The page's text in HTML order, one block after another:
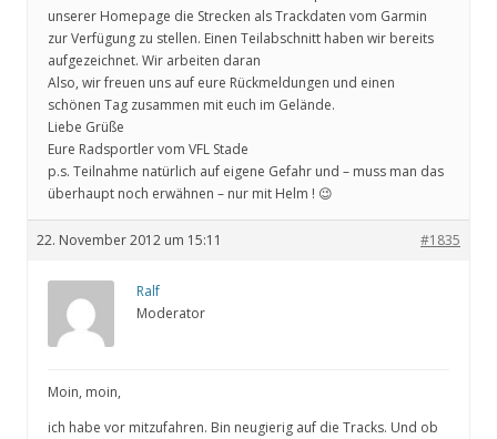
unserer Homepage die Strecken als Trackdaten vom Garmin
zur Verfügung zu stellen. Einen Teilabschnitt haben wir bereits
aufgezeichnet. Wir arbeiten daran
Also, wir freuen uns auf eure Rückmeldungen und einen
schönen Tag zusammen mit euch im Gelände.
Liebe Grüße
Eure Radsportler vom VFL Stade
p.s. Teilnahme natürlich auf eigene Gefahr und – muss man das
überhaupt noch erwähnen – nur mit Helm ! 😉
22. November 2012 um 15:11 #1835
Ralf
Moderator
Moin, moin,
ich habe vor mitzufahren. Bin neugierig auf die Tracks. Und ob